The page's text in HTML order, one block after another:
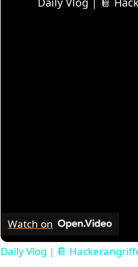
Watch on
Daily Vlog | 📔